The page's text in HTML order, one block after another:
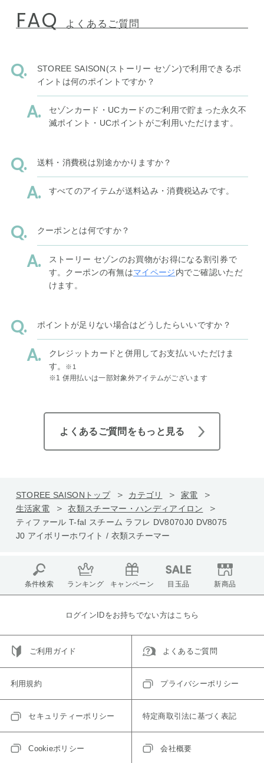
FAQ よくあるご質問
STOREE SAISON(ストーリー セゾン)で利用できるポ
イントは何のポイントですか？
セゾンカード・UCカードのご利用で貯まった永久不
滅ポイント・UCポイントがご利用いただけます。
送料・消費税は別途かかりますか？
すべてのアイテムが送料込み・消費税込みです。
クーポンとは何ですか？
ストーリー セゾンのお買物がお得になる割引券で
す。クーポンの有無はマイページ内でご確認いただ
けます。
ポイントが足りない場合はどうしたらいいですか？
クレジットカードと併用してお支払いいただけま
す。
※1
※1 併用払いは一部対象外アイテムがございます
よくあるご質問をもっと見る
STOREE SAISONトップ カテゴリ
家電
生活家電
衣類スチーマー・ハンディアイロン
ティファール T-fal スチーム ラフレ DV8070J0 DV8075
J0 アイボリーホワイト / 衣類スチーマー
条件検索 ランキング キャンペーン 目玉品 新商品
ログインIDをお持ちでない方はこちら
ご利用ガイド よくあるご質問
利用規約 プライバシーポリシー
セキュリティーポリシー 特定商取引法に基づく表記
Cookieポリシー 会社概要